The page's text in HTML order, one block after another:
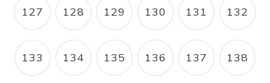
PAGE
127 PAGE
128 PAGE
129 PAGE
130 PAGE
131 PAGE
132
PAGE
133 PAGE
134 PAGE
135 PAGE
136 PAGE
137 PAGE
138